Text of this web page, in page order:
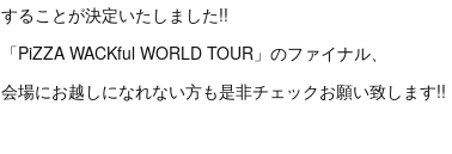
することが決定いたしました!!
「PiZZA WACKful WORLD TOUR」のファイナル、
会場にお越しになれない方も是非チェックお願い致します!!